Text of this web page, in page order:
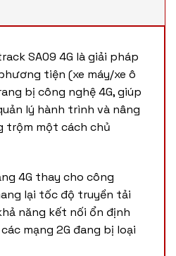
SA09 4G là giải pháp
tiện (xe máy/xe ô
bị công nghệ 4G, giúp
lý hành trình và nâng
trộm một cách chủ
4G thay cho công
lại tốc độ truyền tải
năng kết nối ổn định
mạng 2G đang bị loại